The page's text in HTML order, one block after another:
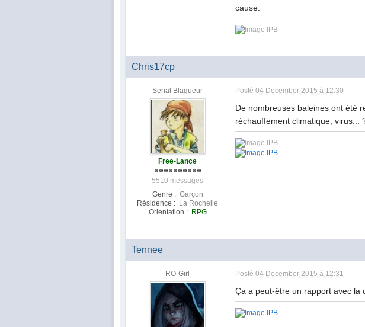
cause.
Chris17cp
Serial Blagueur
Free-Lance
5510 messages
Genre : Garçon
Résidence : La Rochelle
Orientation : RPG
Posté 04 December 2015 à 12:30
De nombreuses baleines ont été
réchauffement climatique, virus...
Tennee
RO-Girl Posté 04 December 2015 à 12:31
Ça a peut-être un rapport avec la